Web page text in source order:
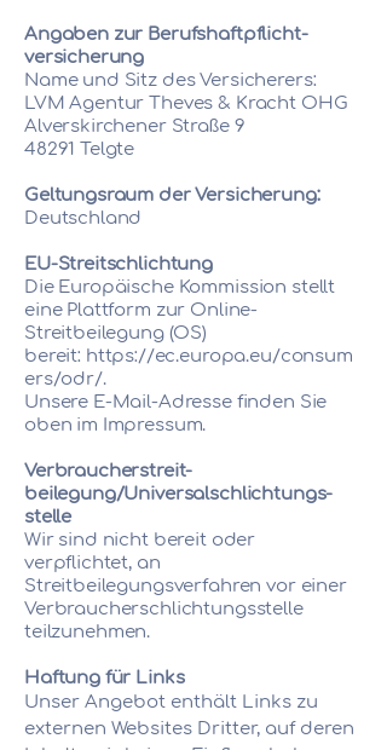
Angaben zur Berufs­haftpflicht­
versicherung
Name und Sitz des Versicherers:
LVM Agentur Theves & Kracht OHG
Alverskirchener Straße 9
48291 Telgte
Geltungsraum der Versicherung:
Deutschland
EU-Streitschlichtung
Die Europäische Kommission stellt
eine Plattform zur Online-
Streitbeilegung (OS)
bereit: https://ec.europa.eu/consum
ers/odr/.
Unsere E-Mail-Adresse finden Sie
oben im Impressum.
Verbraucher­streit­
beilegung/Universal­schlichtungs­
stelle
Wir sind nicht bereit oder
verpflichtet, an
Streitbeilegungsverfahren vor einer
Verbraucherschlichtungsstelle
teilzunehmen.
Haftung für Links
Unser Angebot enthält Links zu
externen Websites Dritter, auf deren